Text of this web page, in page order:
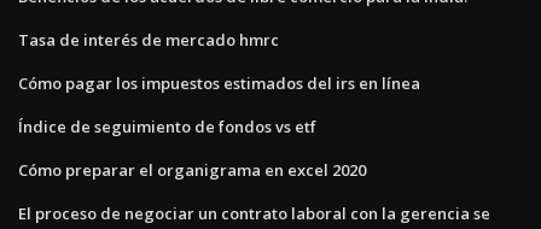
Tasa de interés de mercado hmrc
Cómo pagar los impuestos estimados del irs en línea
Índice de seguimiento de fondos vs etf
Cómo preparar el organigrama en excel 2020
El proceso de negociar un contrato laboral con la gerencia se